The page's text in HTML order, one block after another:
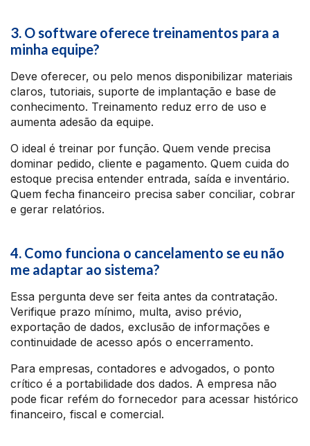
3. O software oferece treinamentos para a
minha equipe?
Deve oferecer, ou pelo menos disponibilizar materiais
claros, tutoriais, suporte de implantação e base de
conhecimento. Treinamento reduz erro de uso e
aumenta adesão da equipe.
O ideal é treinar por função. Quem vende precisa
dominar pedido, cliente e pagamento. Quem cuida do
estoque precisa entender entrada, saída e inventário.
Quem fecha financeiro precisa saber conciliar, cobrar
e gerar relatórios.
4. Como funciona o cancelamento se eu não
me adaptar ao sistema?
Essa pergunta deve ser feita antes da contratação.
Verifique prazo mínimo, multa, aviso prévio,
exportação de dados, exclusão de informações e
continuidade de acesso após o encerramento.
Para empresas, contadores e advogados, o ponto
crítico é a portabilidade dos dados. A empresa não
pode ficar refém do fornecedor para acessar histórico
financeiro, fiscal e comercial.